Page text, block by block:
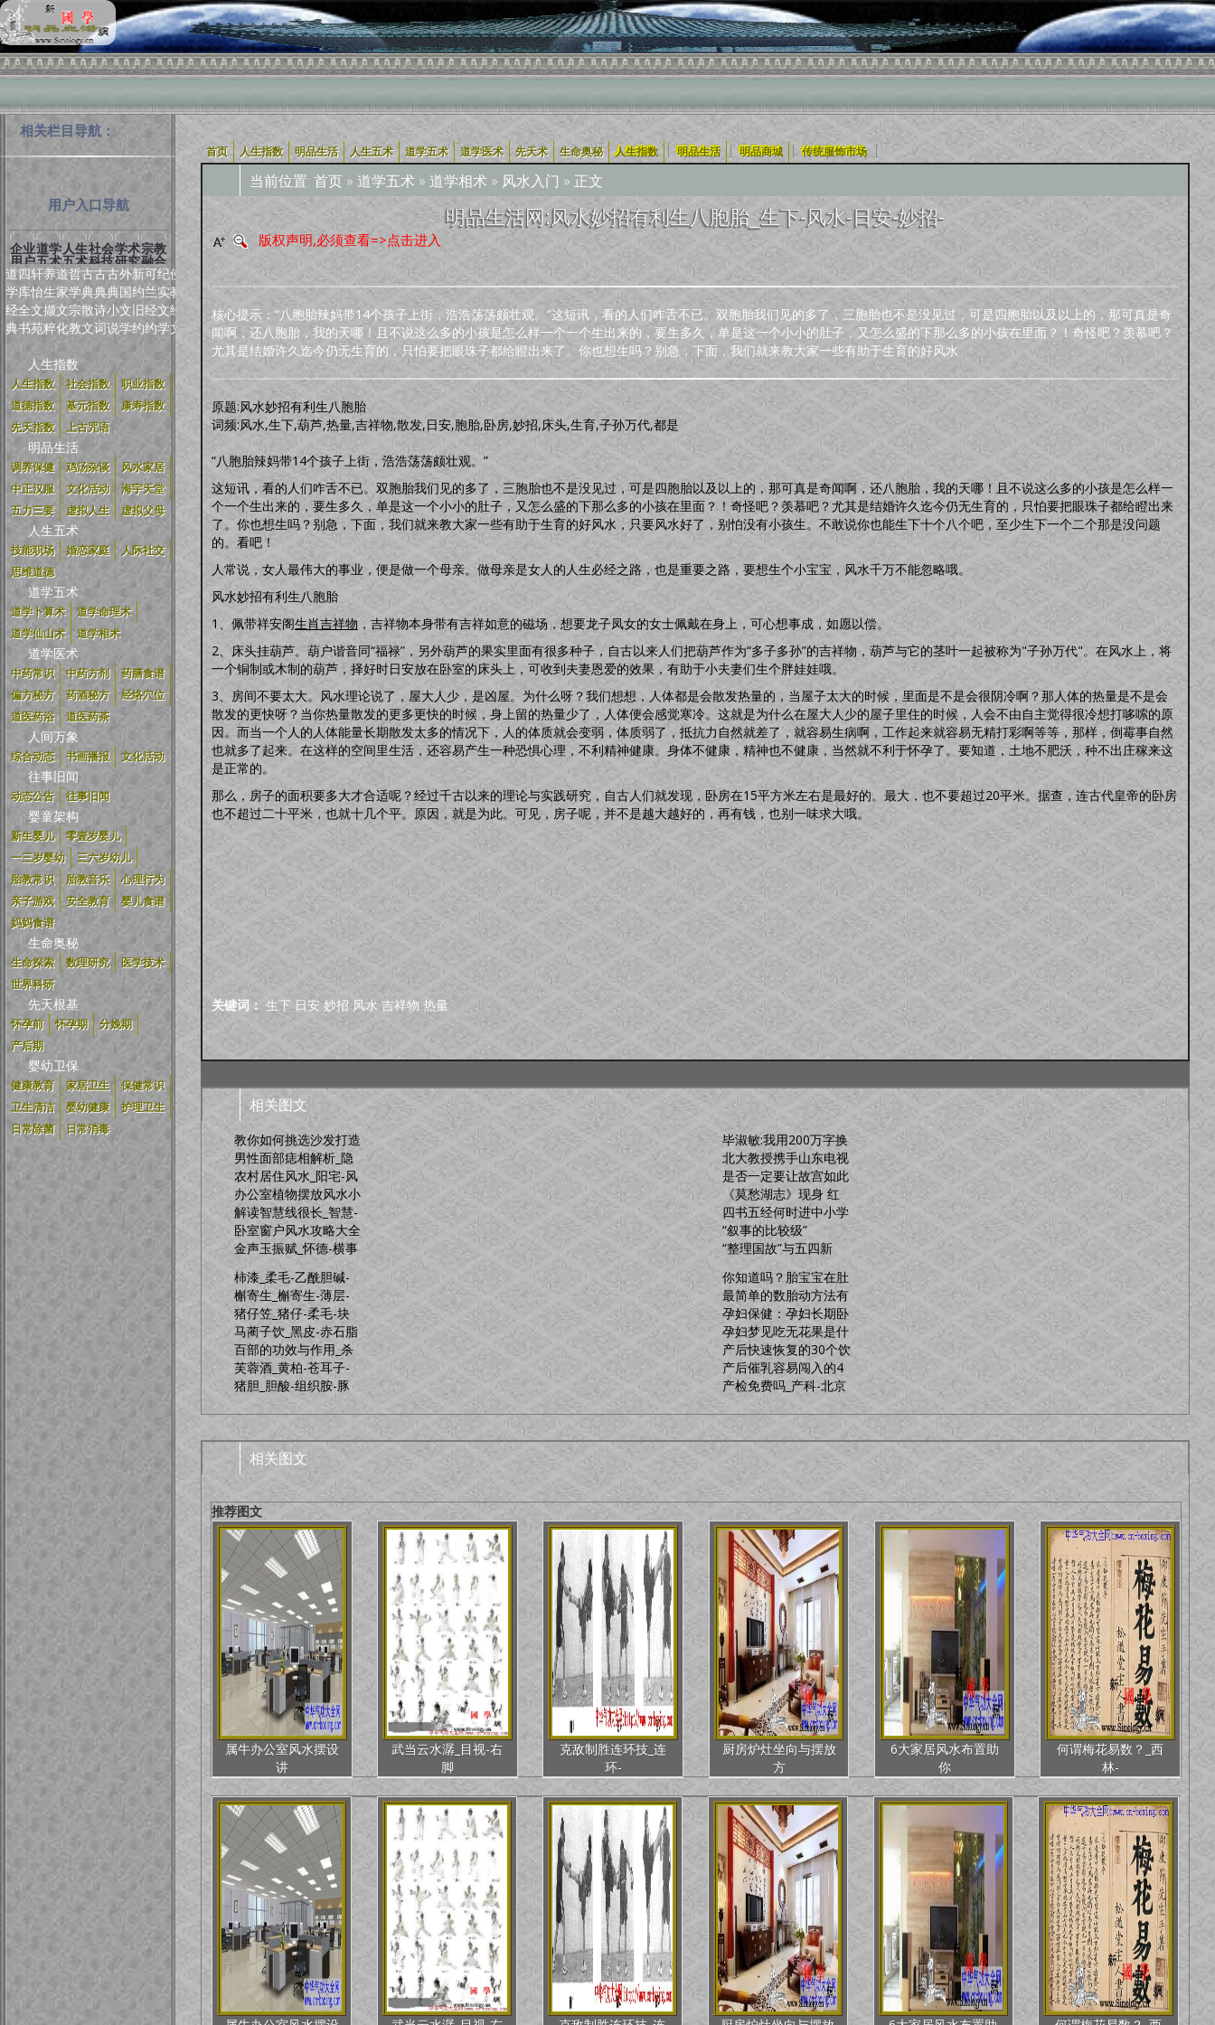
相关栏目导航：
用户入口导航
企业
用户
道学
五术
人生
五术
社会
科技
学术
研究
宗教
融合
道
学
经
典
四
库
全
书
轩
怡
文
苑
养
生
撷
粹
道
家
文
化
哲
学
宗
教
古
典
散
文
古
典
诗
词
古
典
小
说
外
国
文
学
新
约
旧
约
可
兰
经
约
纪
实
文
学
佛
教
经
文
人生指数
人生指数 社会指数
职业指数
道德指数
基元指数
康寿指数
先天指数
上古咒语
明品生活
调养保健 鸡汤杂谈
风水家居
中正汉服
文化活动
海宇天堂
五力三要
虚拟人生 虚拟父母
人生五术
技能职场 婚恋家庭
人际社交
思维道德
道学五术
道学卜算术
道学命理术
道学仙山术
道学相术
道学医术
中药常识 中药方剂
药膳食谱
偏方秘方
药酒秘方
经络穴位
道医药浴
道医药茶
人间万象
综合动态 书画播报 文化活动
往事旧闻
动态公告 往事旧闻
婴童架构
新生婴儿
零壹岁婴儿
一三岁婴幼
三六岁幼儿
胎教常识
胎教音乐
心理行为
亲子游戏
安全教育
婴儿食谱
妈妈食谱
生命奥秘
生命探索 数理研究
医学技术
世界科研
先天根基
怀孕前 怀孕期
分娩期
产后期
婴幼卫保
健康教育 家居卫生
保健常识
卫生清洁
婴幼健康
护理卫生
日常除菌
日常消毒
首页 人生指数 明品生活 人生五术 道学五术 道学医术 先天术 生命奥秘 人生指数 | 明品生活 | 明品商城 | 传统服饰市场 |
当前位置: 首页 » 道学五术» 道学相术» 风水入门 » 正文
明品生活网:风水妙招有利生八胞胎_生下-风水-日安-妙招-
版权声明,必须查看=>点击进入
核心提示：“八胞胎辣妈带14个孩子上街，浩浩荡荡颇壮观。”这短讯，看的人们咋舌不已。双胞胎我们见的多了，三胞胎也不是没见过，可是四胞胎以及以上的，那可真是奇
闻啊，还八胞胎，我的天哪！且不说这么多的小孩是怎么样一个一个生出来的，要生多久，单是这一个小小的肚子，又怎么盛的下那么多的小孩在里面？！奇怪吧？羡慕吧？
尤其是结婚许久迄今仍无生育的，只怕要把眼珠子都给瞪出来了。你也想生吗？别急，下面，我们就来教大家一些有助于生育的好风水
原题:风水妙招有利生八胞胎
词频:风水,生下,葫芦,热量,吉祥物,散发,日安,胞胎,卧房,妙招,床头,生育,子孙万代,都是
“八胞胎辣妈带14个孩子上街，浩浩荡荡颇壮观。”
这短讯，看的人们咋舌不已。双胞胎我们见的多了，三胞胎也不是没见过，可是四胞胎以及以上的，那可真是奇闻啊，还八胞胎，我的天哪！且不说这么多的小孩是怎么样一
个一个生出来的，要生多久，单是这一个小小的肚子，又怎么盛的下那么多的小孩在里面？！奇怪吧？羡慕吧？尤其是结婚许久迄今仍无生育的，只怕要把眼珠子都给瞪出来
了。你也想生吗？别急，下面，我们就来教大家一些有助于生育的好风水，只要风水好了，别怕没有小孩生。不敢说你也能生下十个八个吧，至少生下一个二个那是没问题
的。看吧！
人常说，女人最伟大的事业，便是做一个母亲。做母亲是女人的人生必经之路，也是重要之路，要想生个小宝宝，风水千万不能忽略哦。
风水妙招有利生八胞胎
1、佩带祥安阁生肖吉祥物，吉祥物本身带有吉祥如意的磁场，想要龙子凤女的女士佩戴在身上，可心想事成，如愿以偿。
2、床头挂葫芦。葫户谐音同“福禄”，另外葫芦的果实里面有很多种子，自古以来人们把葫芦作为“多子多孙”的吉祥物，葫芦与它的茎叶一起被称为"子孙万代"。在风水上，将
一个铜制或木制的葫芦，择好时日安放在卧室的床头上，可收到夫妻恩爱的效果，有助于小夫妻们生个胖娃娃哦。
3、房间不要太大。风水理论说了，屋大人少，是凶屋。为什么呀？我们想想，人体都是会散发热量的，当屋子太大的时候，里面是不是会很阴冷啊？那人体的热量是不是会
散发的更快呀？当你热量散发的更多更快的时候，身上留的热量少了，人体便会感觉寒冷。这就是为什么在屋大人少的屋子里住的时候，人会不由自主觉得很冷想打哆嗦的原
因。而当一个人的人体能量长期散发太多的情况下，人的体质就会变弱，体质弱了，抵抗力自然就差了，就容易生病啊，工作起来就容易无精打彩啊等等，那样，倒霉事自然
也就多了起来。在这样的空间里生活，还容易产生一种恐惧心理，不利精神健康。身体不健康，精神也不健康，当然就不利于怀孕了。要知道，土地不肥沃，种不出庄稼来这
是正常的。
那么，房子的面积要多大才合适呢？经过千古以来的理论与实践研究，自古人们就发现，卧房在15平方米左右是最好的。最大，也不要超过20平米。据查，连古代皇帝的卧房
也不超过二十平米，也就十几个平。原因，就是为此。可见，房子呢，并不是越大越好的，再有钱，也别一味求大哦。
关键词： 生下 日安 妙招 风水 吉祥物 热量
相关图文
教你如何挑选沙发打造
男性面部痣相解析_隐
农村居住风水_阳宅-风
办公室植物摆放风水小
解读智慧线很长_智慧-
卧室窗户风水攻略大全
金声玉振赋_怀德-横事
毕淑敏:我用200万字换
北大教授携手山东电视
是否一定要让故宫如此
《莫愁湖志》现身 红
四书五经何时进中小学
“叙事的比较级”
“整理国故”与五四新
柿漆_柔毛-乙酰胆碱-
槲寄生_槲寄生-薄层-
猪仔笠_猪仔-柔毛-块
马蔺子饮_黑皮-赤石脂
百部的功效与作用_杀
芙蓉酒_黄柏-苍耳子-
猪胆_胆酸-组织胺-豚
你知道吗？胎宝宝在肚
最简单的数胎动方法有
孕妇保健：孕妇长期卧
孕妇梦见吃无花果是什
产后快速恢复的30个饮
产后催乳容易闯入的4
产检免费吗_产科-北京
相关图文
推荐图文
属牛办公室风水摆设
讲
武当云水潺_目视-右
脚
克敌制胜连环技_连
环-
厨房炉灶坐向与摆放
方
6大家居风水布置助
你
何谓梅花易数？_西
林-